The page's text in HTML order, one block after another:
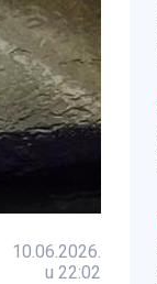
10.06.2026.
u 22:02